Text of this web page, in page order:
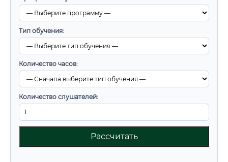
Тип обучения:
Количество часов:
Количество слушателей:
Рассчитать